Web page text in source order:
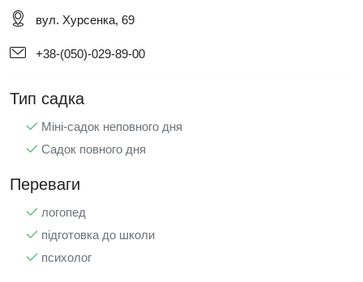
вул. Хурсенка, 69
+38-(050)-029-89-00
Тип садка
Міні-садок неповного дня
Садок повного дня
Переваги
логопед
підготовка до школи
психолог